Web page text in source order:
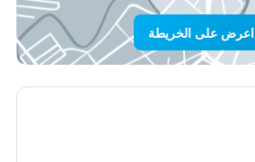
اعرض على الخريطة